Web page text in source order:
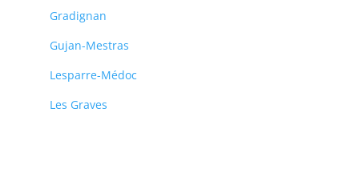
Gradignan
Gujan-Mestras
Lesparre-Médoc
Les Graves